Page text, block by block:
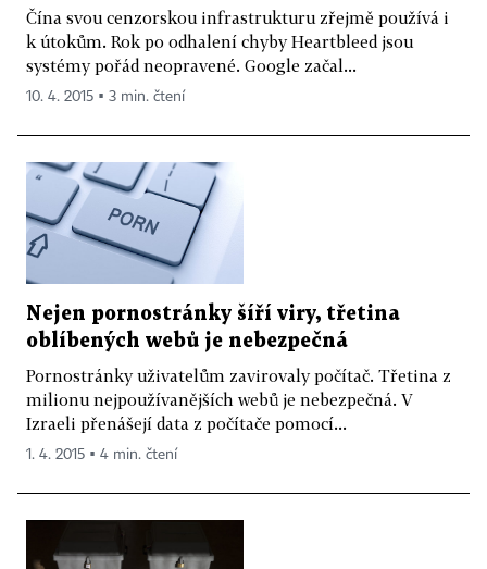
Čína svou cenzorskou infrastrukturu zřejmě používá i
k útokům. Rok po odhalení chyby Heartbleed jsou
systémy pořád neopravené. Google začal...
10. 4. 2015 ▪ 3 min. čtení
Nejen pornostránky šíří viry, třetina
oblíbených webů je nebezpečná
Pornostránky uživatelům zavirovaly počítač. Třetina z
milionu nejpoužívanějších webů je nebezpečná. V
Izraeli přenášejí data z počítače pomocí...
1. 4. 2015 ▪ 4 min. čtení